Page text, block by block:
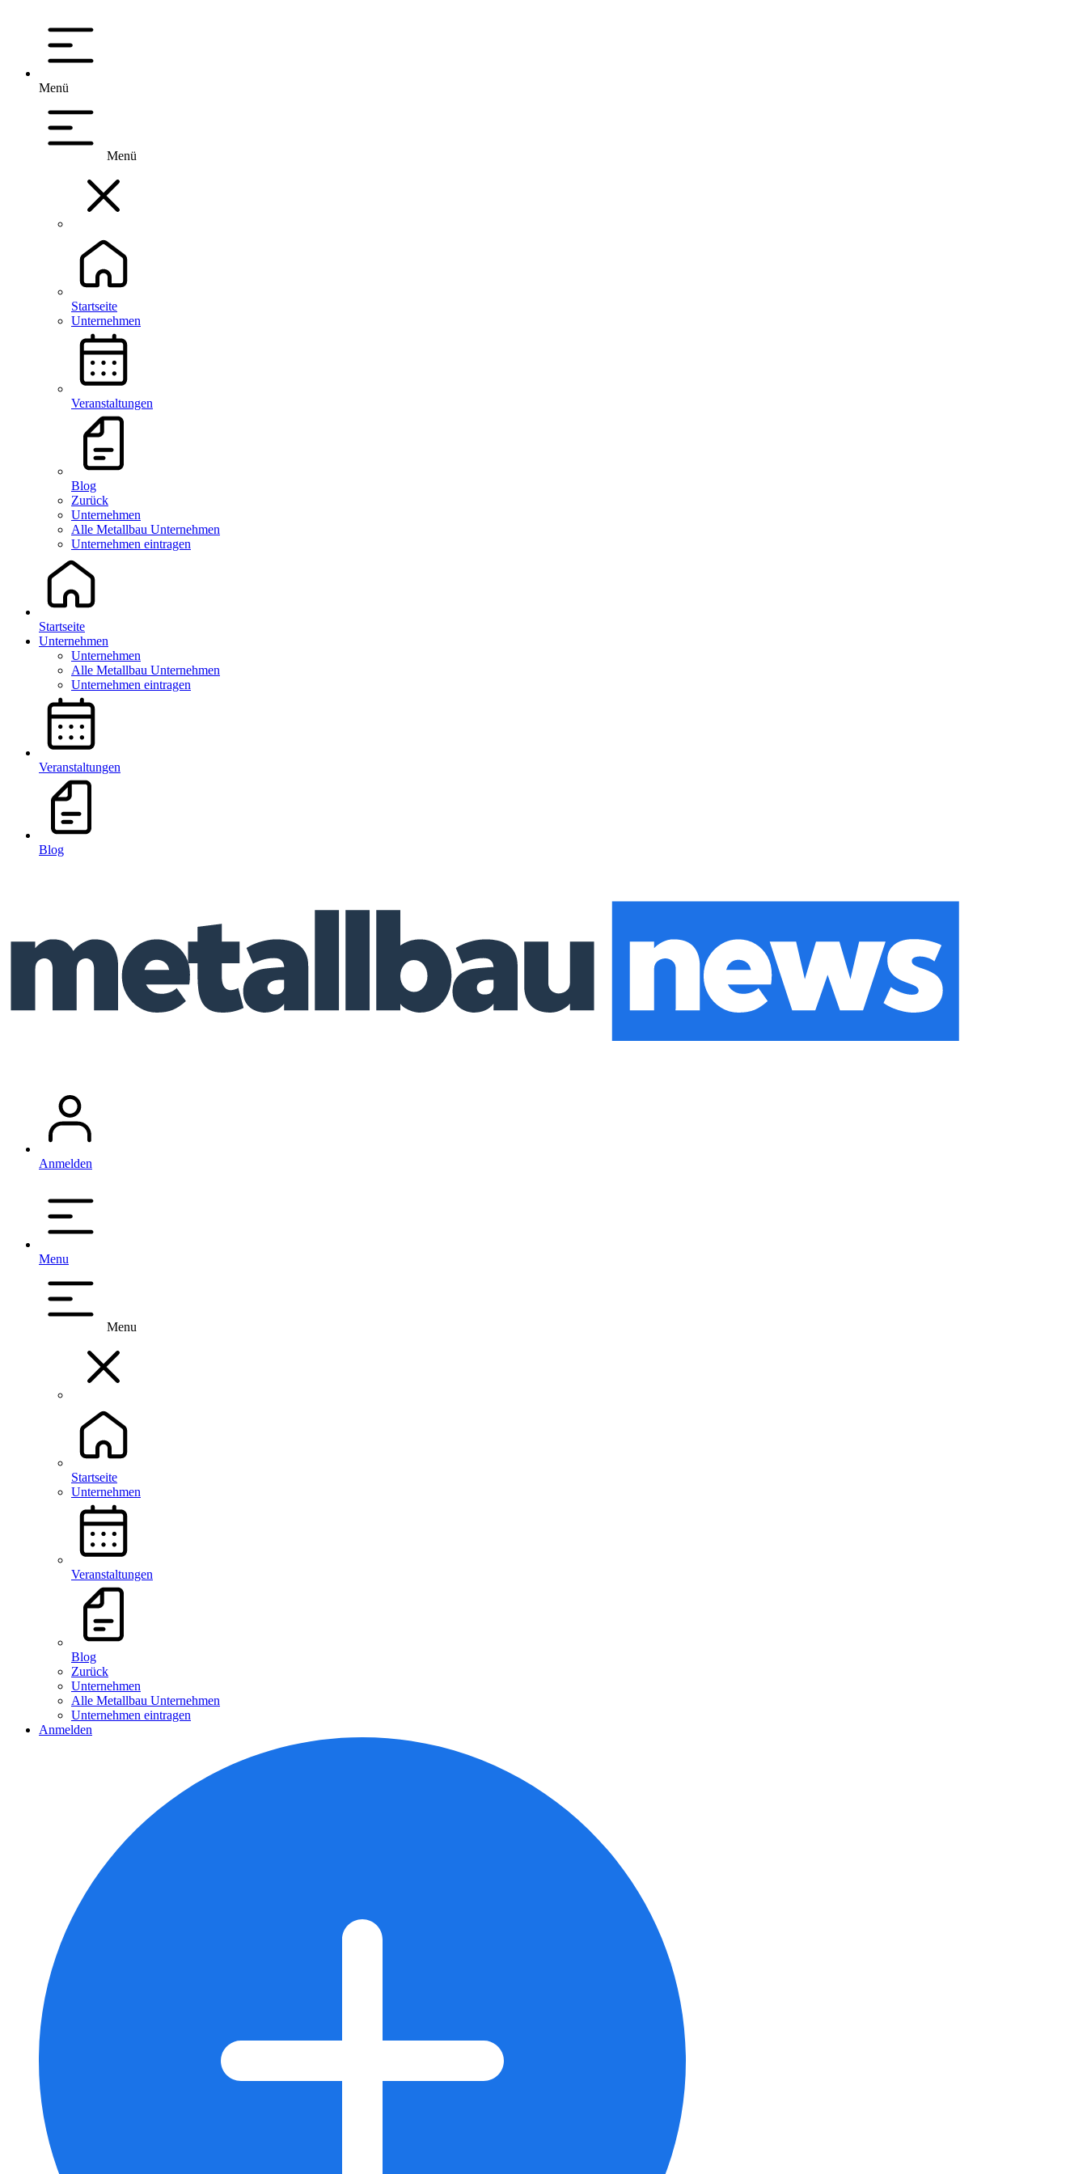
Menü
Menü
Startseite
Unternehmen
Veranstaltungen
Blog
Zurück
Unternehmen
Alle Metallbau Unternehmen
Unternehmen eintragen
Startseite
Unternehmen
Unternehmen
Alle Metallbau Unternehmen
Unternehmen eintragen
Veranstaltungen
Blog
Anmelden
Menu
Menu
Startseite
Unternehmen
Veranstaltungen
Blog
Zurück
Unternehmen
Alle Metallbau Unternehmen
Unternehmen eintragen
Anmelden